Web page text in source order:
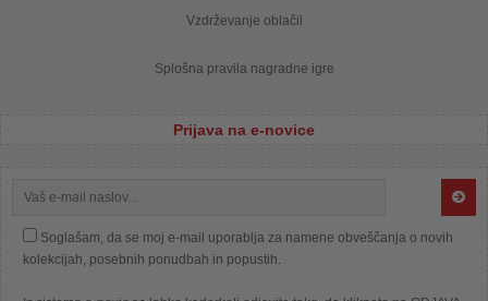
Vzdrževanje oblačil
Splošna pravila nagradne igre
Prijava na e-novice
Soglašam, da se moj e-mail uporablja za namene obveščanja o novih
kolekcijah, posebnih ponudbah in popustih.